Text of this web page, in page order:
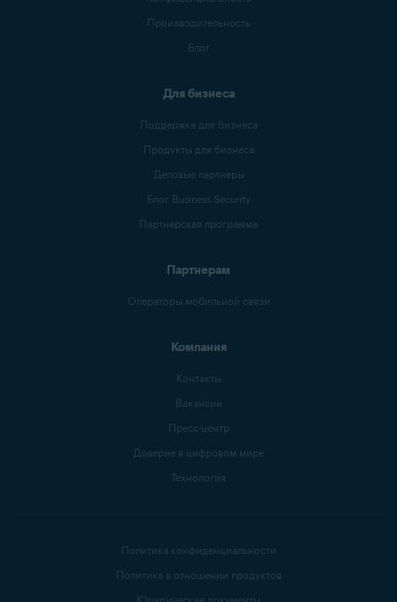
Производительность
Блог
Для бизнеса
Поддержка для бизнеса
Продукты для бизнеса
Деловые партнеры
Блог Business Security
Партнерская программа
Партнерам
Операторы мобильной связи
Компания
Контакты
Вакансии
Пресс-центр
Доверие в цифровом мире
Технология
Политика конфиденциальности
Политика в отношении продуктов